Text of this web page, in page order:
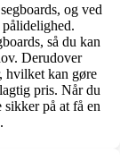
og ved
så du kan
Derudover
hvilket kan gøre
pris. Når du
på at få en